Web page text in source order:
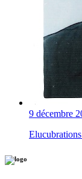
9 décembre